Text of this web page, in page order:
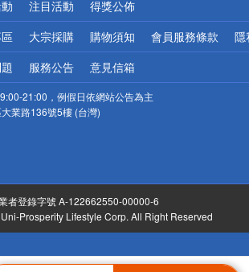
注目活動 得獎公佈
大宗採購 購物須知 會員服務條款 隱
服務公告 意見信箱
21:00，例假日依網站公告為主
業路136號5樓 (台灣)
者登錄字號 A-122662550-00000-6
Prosperity Lifestyle Corp. All Right Reserved